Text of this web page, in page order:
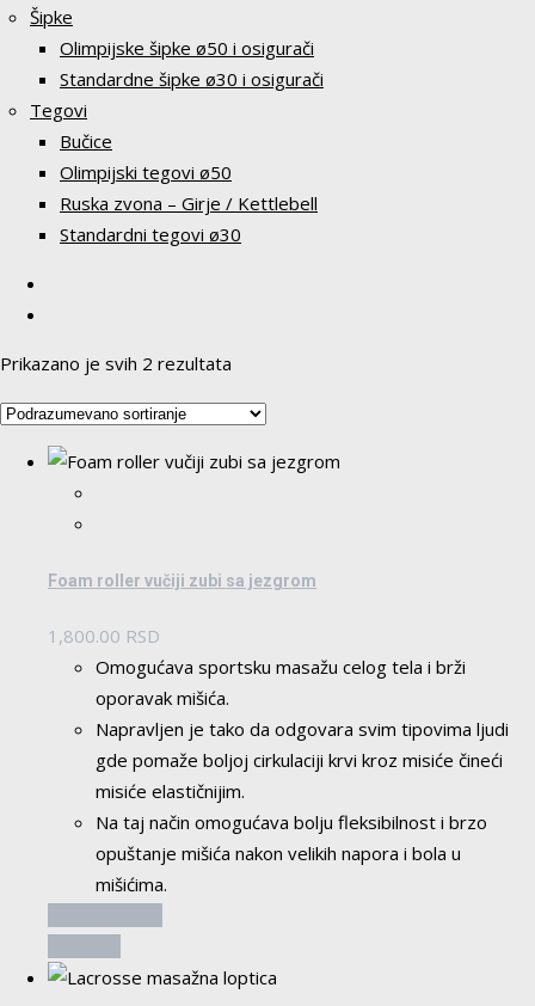
Šipke
Olimpijske šipke ø50 i osigurači
Standardne šipke ø30 i osigurači
Tegovi
Bučice
Olimpijski tegovi ø50
Ruska zvona – Girje / Kettlebell
Standardni tegovi ø30
Prikazano je svih 2 rezultata
Foam roller vučiji zubi sa jezgrom
1,800.00 RSD
Omogućava sportsku masažu celog tela i brži
oporavak mišića.
Napravljen je tako da odgovara svim tipovima ljudi
gde pomaže boljoj cirkulaciji krvi kroz misiće čineći
misiće elastičnijim.
Na taj način omogućava bolju fleksibilnost i brzo
opuštanje mišića nakon velikih napora i bola u
mišićima.